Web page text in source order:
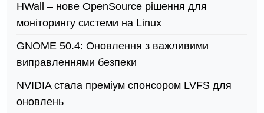
HWall – нове OpenSource рішення для
моніторингу системи на Linux
GNOME 50.4: Оновлення з важливими
виправленнями безпеки
NVIDIA стала преміум спонсором LVFS для
оновлень